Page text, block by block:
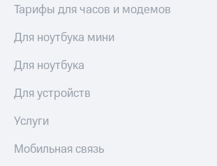
Тарифы для часов и модемов
Для ноутбука мини
Для ноутбука
Для устройств
Услуги
Мобильная связь